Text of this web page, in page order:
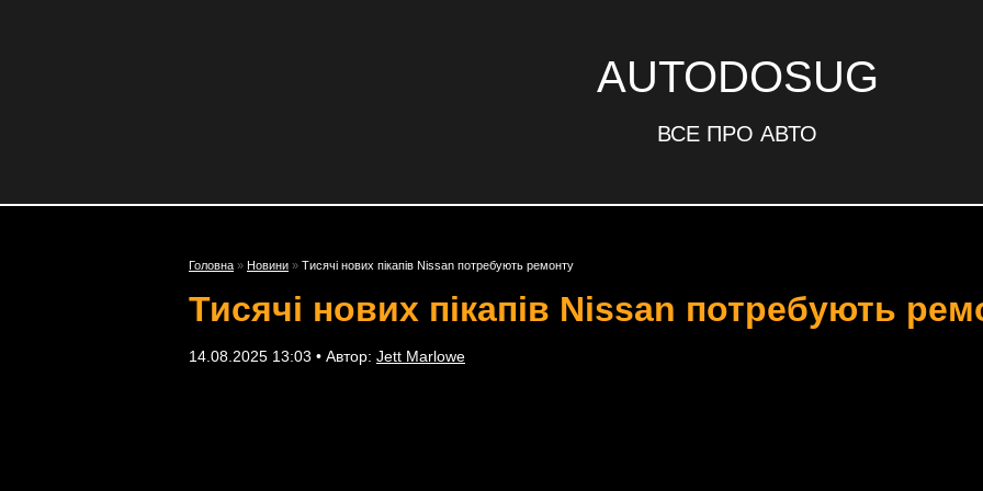
AUTODOSUG
ВСЕ ПРО АВТО
Головна » Новини » Тисячі нових пікапів Nissan потребують ремонту
Тисячі нових пікапів Nissan потребують
14.08.2025 13:03 • Автор: Jett Marlowe